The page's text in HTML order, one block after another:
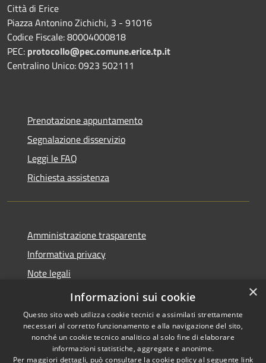
Città di Erice
Piazza Antonino Zichichi, 3 - 91016
Codice Fiscale: 80004000818
PEC: protocollo@pec.comune.erice.tp.it
Centralino Unico: 0923 502111
Prenotazione appuntamento
Segnalazione disservizio
Leggi le FAQ
Richiesta assistenza
Amministrazione trasparente
Informativa privacy
Note legali
Dichiarazione di accessibilità
Copyright © 2026 • Città di
×
Informazioni sui cookie
Questo sito web utilizza cookie tecnici e assimilati strettamente
necessari al corretto funzionamento e alla navigazione del sito,
nonché un cookie tecnico analitico al solo fine di elaborare
informazioni statistiche, aggregate e anonime.
Per maggiori dettagli, può consultare la cookie policy al seguente link